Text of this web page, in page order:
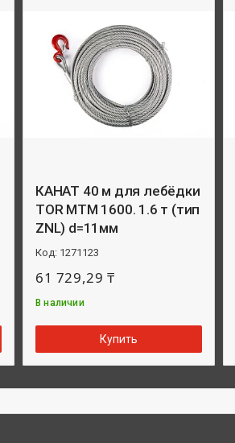
КАНАТ 40 м для лебёдки
TOR MTM 1600. 1.6 т (тип
ZNL) d=11мм
1271123
61 729,29 ₸
В наличии
Купить